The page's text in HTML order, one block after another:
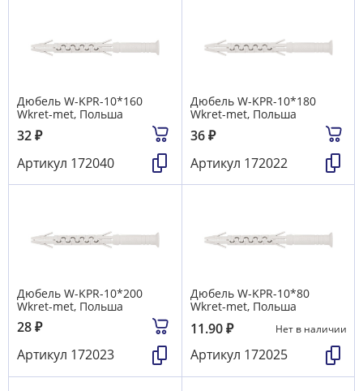
Дюбель W-KРR-10*160
Wkret-met, Польша
32₽
Артикул 172040
Дюбель W-KРR-10*180
Wkret-met, Польша
36₽
Артикул 172022
Дюбель W-KРR-10*200
Wkret-met, Польша
28₽
Артикул 172023
Дюбель W-KРR-10*80
Wkret-met, Польша
11.90₽ Нет в наличии
Артикул 172025